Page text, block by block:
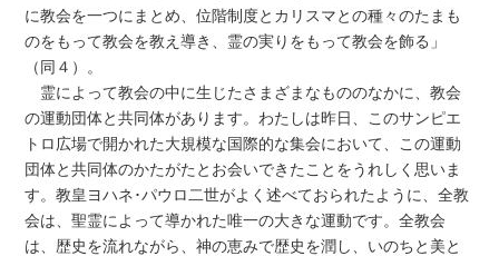
に教会を一つにまとめ、位階制度とカリスマとの種々のたまも
のをもって教会を教え導き、霊の実りをもって教会を飾る」
（同４）。
霊によって教会の中に生じたさまざまなもののなかに、教会
の運動団体と共同体があります。わたしは昨日、このサンピエ
トロ広場で開かれた大規模な国際的な集会において、この運動
団体と共同体のかたがたとお会いできたことをうれしく思いま
す。教皇ヨハネ･パウロ二世がよく述べておられたように、全教
会は、聖霊によって導かれた唯一の大きな運動です。全教会
は、歴史を流れながら、神の恵みで歴史を潤し、いのちと美と